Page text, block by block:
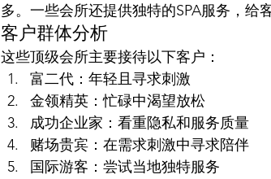
多。一些会所还提供独特的SPA服务，给
客户群体分析
这些顶级会所主要接待以下客户：
富二代：年轻且寻求刺激
金领精英：忙碌中渴望放松
成功企业家：看重隐私和服务质量
赌场贵宾：在需求刺激中寻求陪伴
国际游客：尝试当地独特服务